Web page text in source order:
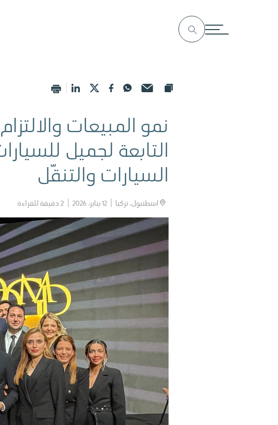
نمو المبيعات
التابعة لجميل
السيارات والتنقّل
اسطنبول، تركيا 12 يناير، 2026 2دقيقة للقراءة